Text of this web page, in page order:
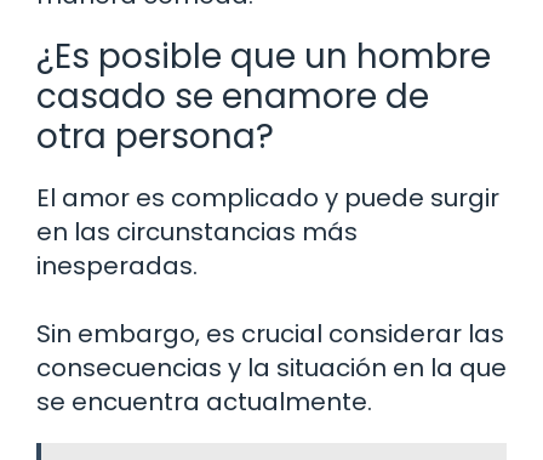
¿Es posible que un hombre
casado se enamore de
otra persona?
El amor es complicado y puede surgir
en las circunstancias más
inesperadas.
Sin embargo, es crucial considerar las
consecuencias y la situación en la que
se encuentra actualmente.